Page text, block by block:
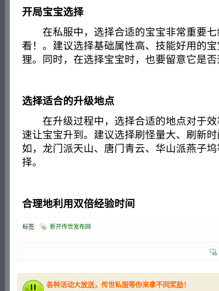
开局宝宝选择
在私服中，选择合适的宝宝非常重要七
看！。建议选择基础属性高、技能好用的
狸。同时，在选择宝宝时，也要留意它是
选择适合的升级地点
在升级过程中，选择合适的地点对于效
速让宝宝升到。建议选择刷怪量大、刷新
如，龙门派天山、唐门青云、华山派燕子
择。
合理地利用双倍经验时间
标签: 新开传世发布网
各种活动大放送，传世私服等你来拿不同奖励！